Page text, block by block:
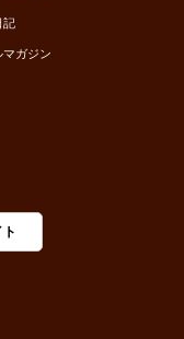
記
マガジン